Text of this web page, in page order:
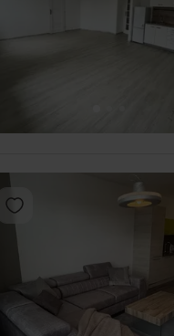
Pridať do obľúbených